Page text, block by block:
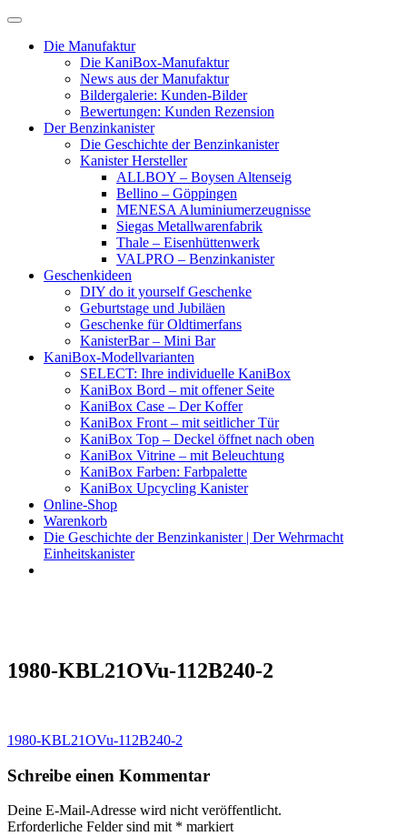
Skip
contentDie Manufaktur
Die KaniBox-Manufaktur
News aus der Manufaktur
Bildergalerie: Kunden-Bilder
Bewertungen: Kunden Rezension
Der Benzinkanister
Die Geschichte der Benzinkanister
Kanister Hersteller
ALLBOY – Boysen Altenseig
Bellino – Göppingen
MENESA Aluminiumerzeugnisse
Siegas Metallwarenfabrik
Thale – Eisenhüttenwerk
VALPRO – Benzinkanister
Geschenkideen
DIY do it yourself Geschenke
Geburtstage und Jubiläen
Geschenke für Oldtimerfans
KanisterBar – Mini Bar
KaniBox-Modellvarianten
SELECT: Ihre individuelle KaniBox
KaniBox Bord – mit offener Seite
KaniBox Case – Der Koffer
KaniBox Front – mit seitlicher Tür
KaniBox Top – Deckel öffnet nach oben
KaniBox Vitrine – mit Beleuchtung
KaniBox Farben: Farbpalette
KaniBox Upcycling Kanister
Online-Shop
Warenkorb
Die Geschichte der Benzinkanister | Der Wehrmacht
Einheitskanister
1980-KBL21OVu-112B240-2
Beitragsnavigation
1980-KBL21OVu-112B240-2
Schreibe einen Kommentar
Deine E-Mail-Adresse wird nicht veröffentlicht.
Erforderliche Felder sind mit * markiert